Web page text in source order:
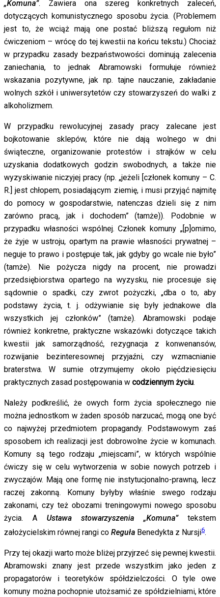
„Komuna”. Zawiera ona szereg konkretnych zaleceń,
dotyczących komunistycznego sposobu życia. (Problemem
jest to, że wciąż mają one postać bliższą regułom niż
ćwiczeniom – wrócę do tej kwestii na końcu tekstu.) Chociaż
w przypadku zasady bezpaństwowości dominują zalecenia
zaniechania, to jednak Abramowski formułuje również
wskazania pozytywne, jak np. tajne nauczanie, zakładanie
wolnych szkół i uniwersytetów czy stowarzyszeń do walki z
alkoholizmem.
W przypadku rewolucyjnej zasady pracy zalecane jest
bojkotowanie sklepów, które nie dają wolnego w dni
świąteczne, organizowanie protestów i strajków w celu
uzyskania dodatkowych godzin swobodnych, a także nie
wyzyskiwanie niczyjej pracy (np. „jeżeli [członek komuny – C.
R.] jest chłopem, posiadającym ziemię, i musi przyjąć najmitę
do pomocy w gospodarstwie, natenczas dzieli się z nim
zarówno pracą, jak i dochodem” (tamże)). Podobnie w
przypadku własności wspólnej. Członek komuny „[p]omimo,
że żyje w ustroju, opartym na prawie własności prywatnej –
neguje to prawo i postępuje tak, jak gdyby go wcale nie było”
(tamże). Nie pożycza nigdy na procent, nie prowadzi
przedsiębiorstwa opartego na wyzysku, nie procesuje się
sądownie o spadki, czy zwrot pożyczki, „dba o to, aby
podstawy życia, t. j. odżywianie się były jednakowe dla
wszystkich jej członków” (tamże). Abramowski podaje
również konkretne, praktyczne wskazówki dotyczące takich
kwestii jak samorządność, rezygnacja z konwenansów,
rozwijanie bezinteresownej przyjaźni, czy wzmacnianie
braterstwa. W sumie otrzymujemy około pięćdziesięciu
praktycznych zasad postępowania w codziennym życiu.
Należy podkreślić, że owych form życia społecznego nie
można jednostkom w żaden sposób narzucać, mogą one być
co najwyżej przedmiotem propagandy. Podstawowym zaś
sposobem ich realizacji jest dobrowolne życie w komunach.
Komuny są tego rodzaju „miejscami”, w których wspólnie
ćwiczy się w celu wytworzenia w sobie nowych potrzeb i
zwyczajów. Mają one formę nie instytucjonalno-prawną, lecz
raczej zakonną. Komuny byłyby właśnie swego rodzaju
zakonami, czy też obozami treningowymi nowego sposobu
życia. A Ustawa stowarzyszenia „Komuna”tekstem
założycielskim równej rangi co Reguła Benedykta z Nursji6.
Przy tej okazji warto może bliżej przyjrzeć się pewnej kwestii.
Abramowski znany jest przede wszystkim jako jeden z
propagatorów i teoretyków spółdzielczości. O tyle owe
komuny można pochopnie utożsamić ze spółdzielniami, które